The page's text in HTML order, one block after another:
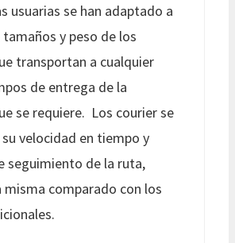
usuarias se han adaptado a
y peso de los
transportan a cualquier
de entrega de la
se requiere. Los courier se
velocidad en tiempo y
seguimiento de la ruta,
misma comparado con los